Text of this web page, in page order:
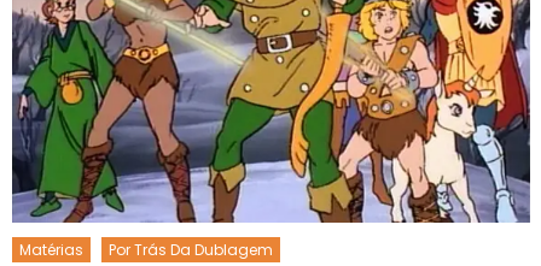
Matérias Por Trás Da Dublagem